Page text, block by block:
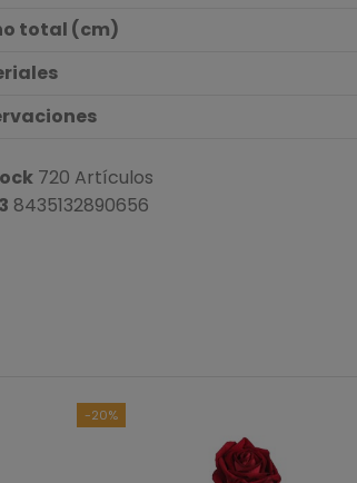
total (cm)
720 Artículos
8435132890656
-20%